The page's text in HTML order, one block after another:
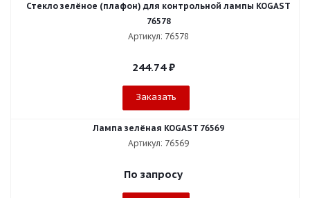
Стекло зелёное (плафон) для контрольной лампы KOGAST
76578
Артикул: 76578
244.74₽
Заказать
Лампа зелёная KOGAST 76569
Артикул: 76569
По запросу